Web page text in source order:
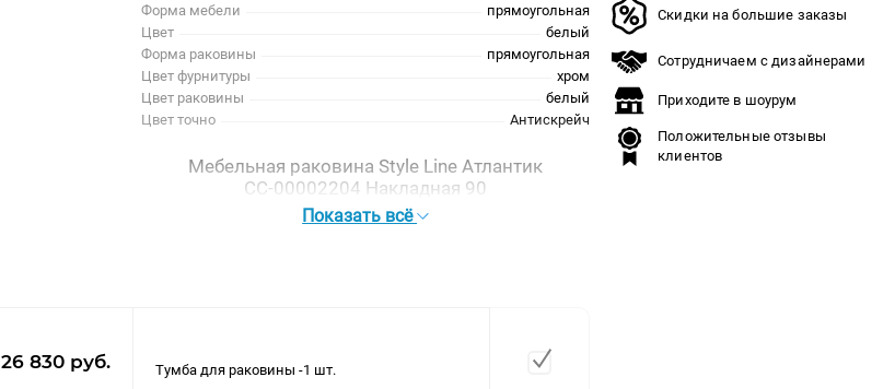
Форма мебели
прямоугольная
Цвет
белый
Форма раковины
прямоугольная
Цвет фурнитуры
хром
Цвет раковины
белый
Цвет точно
Антискрейч
Мебельная раковина Style Line Атлантик
СС-00002204 Накладная 90
бытовая
Дополнительная информация
Показать всё
26 830 руб.
Скидки на большие заказы
Сотрудничаем с дизайнерами
Приходите в шоурум
Положительные отзывы
клиентов